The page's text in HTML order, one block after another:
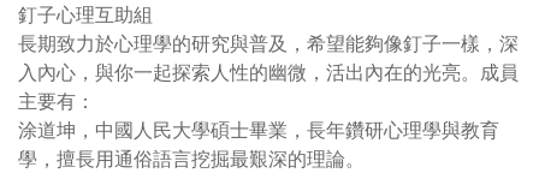
釘子心理互助組
長期致力於心理學的研究與普及，希望能夠像釘子一樣，深
入內心，與你一起探索人性的幽微，活出內在的光亮。成員
主要有：
涂道坤，中國人民大學碩士畢業，長年鑽研心理學與教育
學，擅長用通俗語言挖掘最艱深的理論。